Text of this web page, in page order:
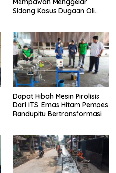
Mempawah Menggelar
Sidang Kasus Dugaan Oli
Penipuan Dari Jaringan
Pemasok PT. DAB
Dapat Hibah Mesin Pirolisis
Dari ITS, Emas Hitam Pempes
Randupitu Bertransformasi